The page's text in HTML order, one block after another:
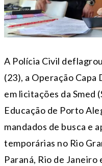
A Polícia Civil
(23), a Operação
em licitações da Smed
Educação de Porto
mandados de busca e
temporárias no Rio
Paraná, Rio de Janeiro